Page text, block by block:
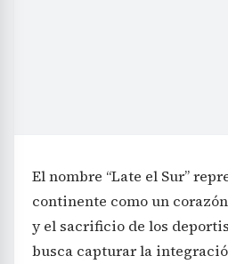
El nombre “Late el Sur”
continente como un
y el sacrificio de los
busca capturar la